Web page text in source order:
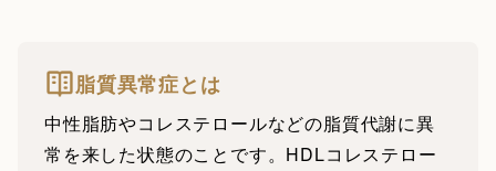
脂質異常症とは
中性脂肪やコレステロールなどの脂質代謝に異
常を来した状態のことです。HDLコレステロー